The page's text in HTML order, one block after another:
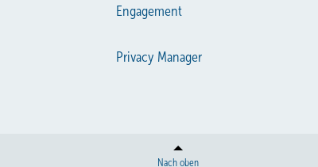
Engagement
Privacy Manager
Nach oben